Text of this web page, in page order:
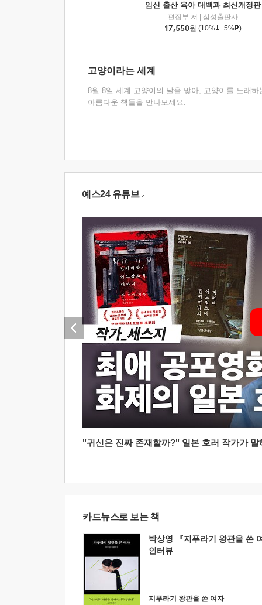
임신 출산 육아 대백과 최신개정판
편집부 저
삼성출판사
17,550원 (10% +5% )
고양이라는 세계
8월 8일 세계 고양이의 날을 맞아, 고양이를 노래하
아름다운 책들을 만나보세요.
예스24 유튜브
"귀신은 진짜 존재할까?" 일본 호러 작가가
카드뉴스로 보는 책
박상영 『지푸라기 왕관을 쓴
인터뷰
지푸라기 왕관을 쓴 여자